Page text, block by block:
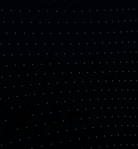
社